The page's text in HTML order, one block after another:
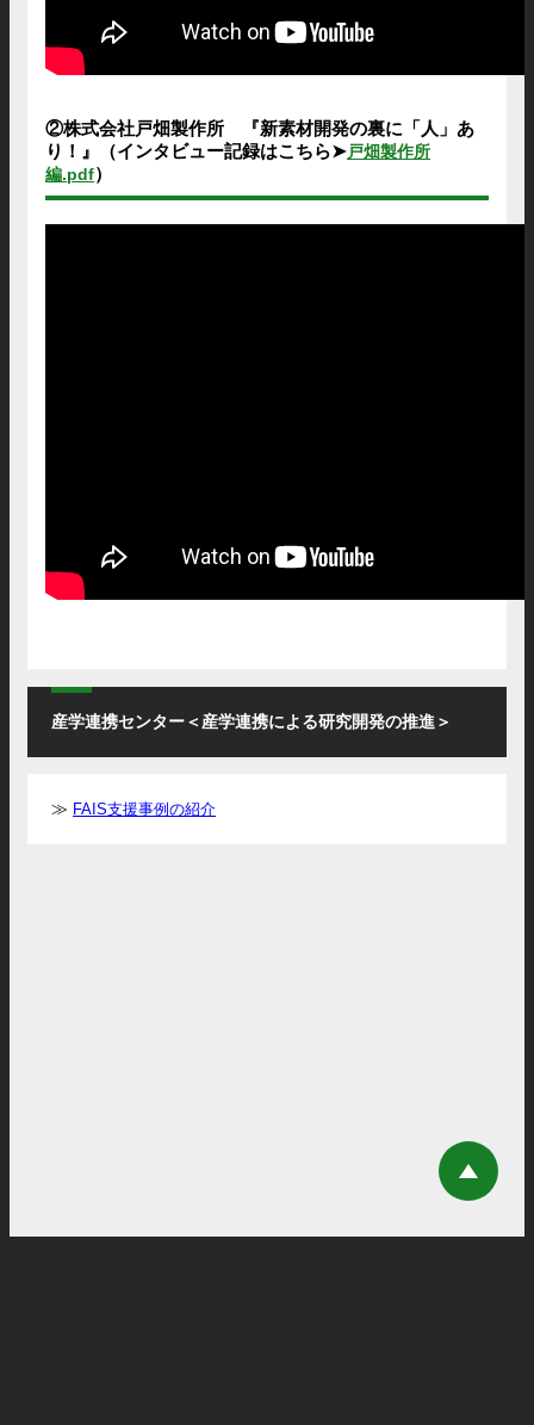
②株式会社戸畑製作所 『新素材開発の裏に「人」あ
り！』（インタビュー記録はこちら➤戸畑製作所
編.pdf）
産学連携センター＜産学連携による研究開発の推進＞
FAIS支援事例の紹介